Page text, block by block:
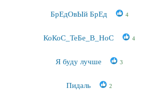
БрЕдОвЫй БрЕд 4
КоКоС_ТеБе_В_НоС 4
Я буду лучше 3
Пидаль 2